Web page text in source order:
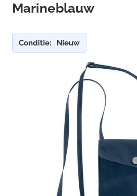
Marineblauw
Conditie: Nieuw